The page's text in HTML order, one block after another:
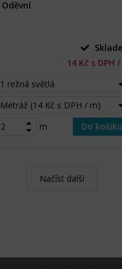
Oděvní
14 Kč s DPH
1 režná světlá
Metráž (14 Kč s DPH / m)
m
Do košíku
Načíst další